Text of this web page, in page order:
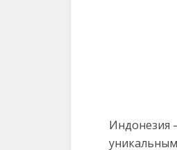
Индонезия